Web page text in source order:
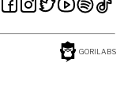
GORILABS